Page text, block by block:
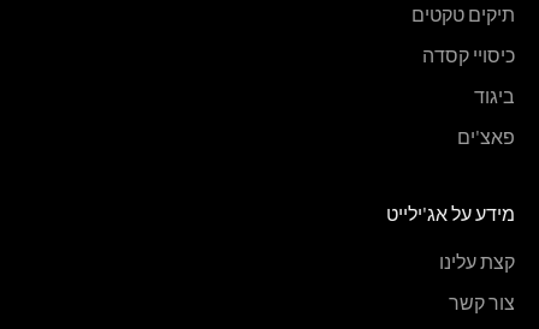
תיקים טקטים
כיסויי קסדה
ביגוד
פאצ'ים
מידע על אג'ילייט
קצת עלינו
צור קשר